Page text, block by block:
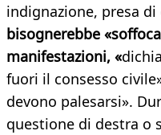
indignazione, presa
bisognerebbe
manifestazioni, «
fuori il consesso
devono palesarsi».
questione di destra o